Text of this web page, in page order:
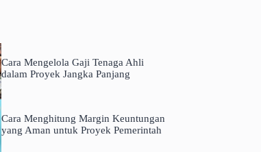
Cara Mengelola Gaji Tenaga Ahli
dalam Proyek Jangka Panjang
Cara Menghitung Margin Keuntungan
yang Aman untuk Proyek Pemerintah